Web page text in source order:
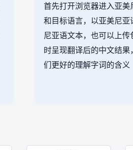
首先打开浏览器进入亚
和目标语言，以亚美尼
尼亚语文本，也可以上
时呈现翻译后的中文结果
们更好的理解字词的含义